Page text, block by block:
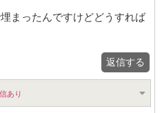
まったんですけどどうすれば
返信する
あり